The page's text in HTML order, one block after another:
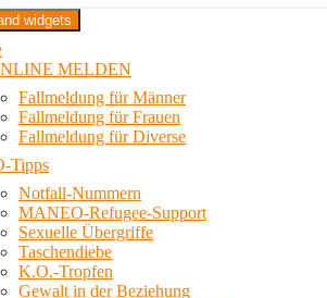
Projekt in Berlin
widgets
MELDEN
Fallmeldung für Männer
Fallmeldung für Frauen
Fallmeldung für Diverse
Tipps
Notfall-Nummern
MANEO-Refugee-Support
Sexuelle Übergriffe
Taschendiebe
K.O.-Tropfen
Gewalt in der Beziehung